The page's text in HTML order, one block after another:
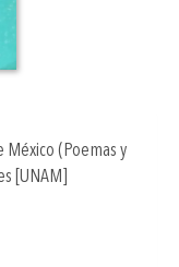
México (Poemas y
[UNAM]